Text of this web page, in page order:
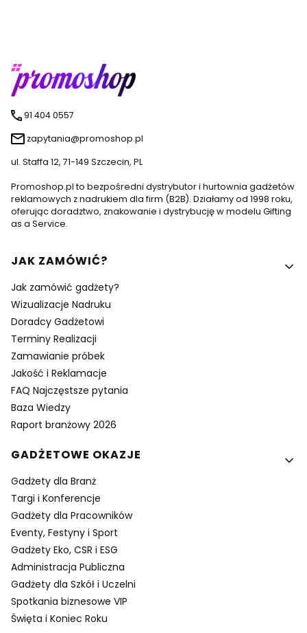
91 404 0557
zapytania@promoshop.pl
ul. Staffa 12, 71-149 Szczecin, PL
Promoshop.pl to bezpośredni dystrybutor i hurtownia gadżetów
reklamowych z nadrukiem dla firm (B2B). Działamy od 1998 roku,
oferując doradztwo, znakowanie i dystrybucję w modelu Gifting
as a Service.
Linki w stopce
JAK ZAMÓWIĆ?
Jak zamówić gadżety?
Wizualizacje Nadruku
Doradcy Gadżetowi
Terminy Realizacji
Zamawianie próbek
Jakość i Reklamacje
FAQ Najczęstsze pytania
Baza Wiedzy
Raport branżowy 2026
GADŻETOWE OKAZJE
Gadżety dla Branż
Targi i Konferencje
Gadżety dla Pracowników
Eventy, Festyny i Sport
Gadżety Eko, CSR i ESG
Administracja Publiczna
Gadżety dla Szkół i Uczelni
Spotkania biznesowe VIP
Święta i Koniec Roku